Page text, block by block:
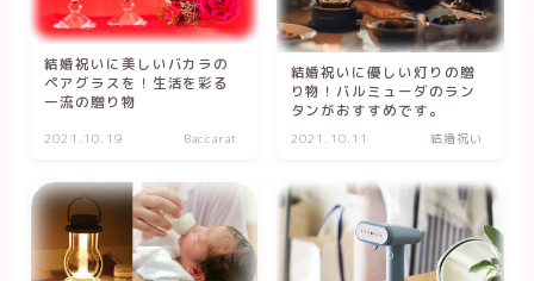
結婚祝いに美しいバカラの
ペアグラスを！生活を彩る
一流の贈り物
2021.10.19 Baccarat
結婚祝いに優しい灯りの贈
り物！バルミューダのラン
タンがおすすめです。
2021.10.11 結婚祝い